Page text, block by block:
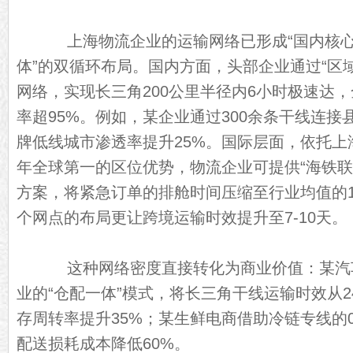
上海物流企业的运输网络已形成“国内核
体”的双循环布局。国内方面，头部企业通过“区
网络，实现长三角200公里半径内6小时极速达
率超95%。例如，某企业通过300余条干线连接
牌低线城市渗透率提升25%。国际层面，依托
年全球第一的区位优势，物流企业可提供“海铁
方案，将紧急订单的排舱时间压缩至行业均值
个网点的布局更让跨境运输时效提升至7-10天。
这种网络密度直接转化为商业价值：某汽
业的“仓配一体”模式，将长三角干线运输时效从
存周转率提升35%；某生鲜电商借助冷链专线
配送损耗成本降低60%。